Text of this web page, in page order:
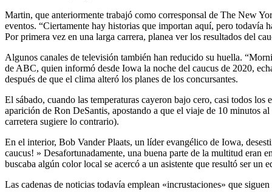
Martin, que anteriormente trabajó como corresponsal de The New
eventos. “Ciertamente hay historias que importan aquí, pero todavía
Por primera vez en una larga carrera, planea ver los resultados del
Algunos canales de televisión también han reducido su huella.
de ABC, quien informó desde Iowa la noche del caucus de 2020,
después de que el clima alteró los planes de los concursantes.
El sábado, cuando las temperaturas cayeron bajo cero, casi todos
aparición de Ron DeSantis, apostando a que el viaje de 10 minutos
carretera sugiere lo contrario).
En el interior, Bob Vander Plaats, un líder evangélico de Iowa,
caucus! » Desafortunadamente, una buena parte de la multitud eran
buscaba algún color local se acercó a un asistente que resultó ser un
Las cadenas de noticias todavía emplean «incrustaciones» que